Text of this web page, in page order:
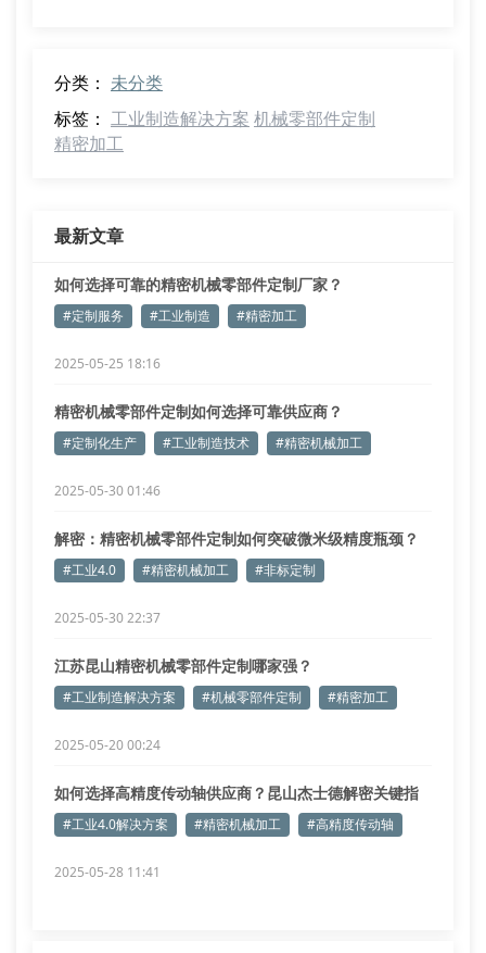
分类： 未分类
标签： 工业制造解决方案 机械零部件定制
精密加工
最新文章
如何选择可靠的精密机械零部件定制厂家？
#定制服务 #工业制造 #精密加工
2025-05-25 18:16
精密机械零部件定制如何选择可靠供应商？
#定制化生产 #工业制造技术 #精密机械加工
2025-05-30 01:46
解密：精密机械零部件定制如何突破微米级精度瓶颈？
#工业4.0 #精密机械加工 #非标定制
2025-05-30 22:37
江苏昆山精密机械零部件定制哪家强？
#工业制造解决方案 #机械零部件定制 #精密加工
2025-05-20 00:24
如何选择高精度传动轴供应商？昆山杰士德解密关键指
标#工业4.0解决方案 #精密机械加工 #高精度传动轴
2025-05-28 11:41